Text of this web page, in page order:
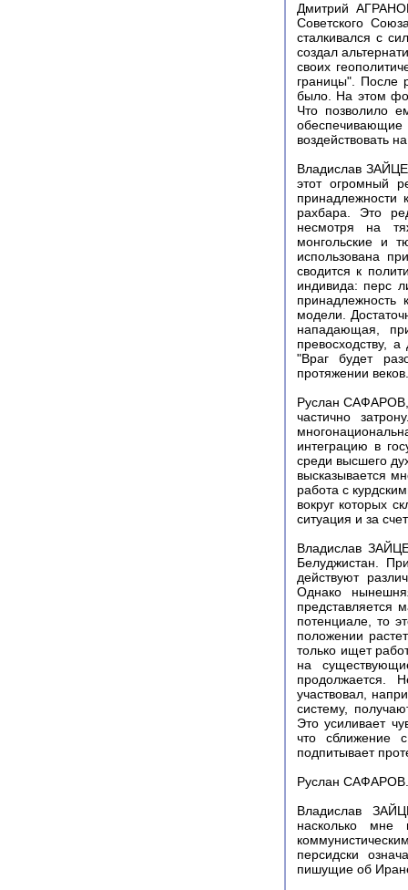
Дмитрий
Советского
сталкивался с
создал
своих
границы". После
было. На этом
Что позволило
обеспечивающие
воздействовать
Владислав
этот огромный
принадлежности
рахбара. Это
несмотря на
монгольские и
использована
сводится к
индивида: перс
принадлежность
модели.
нападающая,
превосходству,
"Враг будет
протяжении веков.
Руслан САФАРОВ,
частично
интеграцию в
среди высшего
высказывается
работа с
вокруг которых
ситуация и за
Владислав
Белуджистан.
действуют
Однако
представляется
потенциале, то
положении
только ищет
на
продолжается.
участвовал,
систему,
Это усиливает
что сближение
подпитывает
Руслан САФАРОВ.
Владислав
насколько мне
персидски
пишущие об